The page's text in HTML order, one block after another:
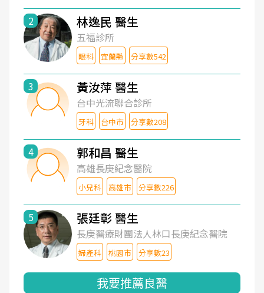
2 林逸民 醫生
五福診所
眼科 宜蘭縣 分享數542
3 黃汝萍 醫生
台中光流聯合診所
牙科 台中市 分享數208
4 郭和昌 醫生
高雄長庚紀念醫院
小兒科 高雄市 分享數226
5 張廷彰 醫生
長庚醫療財團法人林口長庚紀念醫院
婦產科 桃園市 分享數23
我要推薦良醫